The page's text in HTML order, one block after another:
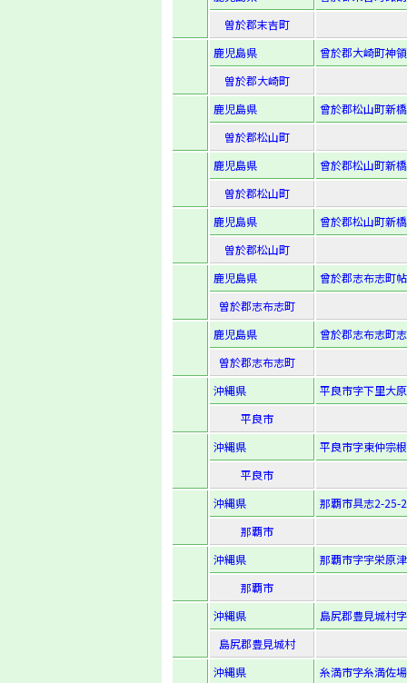
曽於郡末吉町
鹿児島県
曾於郡大崎町神
曽於郡大崎町
鹿児島県
曾於郡松山町新
曽於郡松山町
鹿児島県
曾於郡松山町新
曽於郡松山町
鹿児島県
曾於郡松山町新
曽於郡松山町
鹿児島県
曾於郡志布志町
曽於郡志布志町
鹿児島県
曾於郡志布志町
曽於郡志布志町
沖縄県
平良市字下里大
平良市
沖縄県
平良市字東仲宗
平良市
沖縄県
那覇市具志2-25-
那覇市
沖縄県
那覇市字宇栄原
那覇市
沖縄県
島尻郡豊見城村
島尻郡豊見城村
沖縄県
糸満市字糸満佐